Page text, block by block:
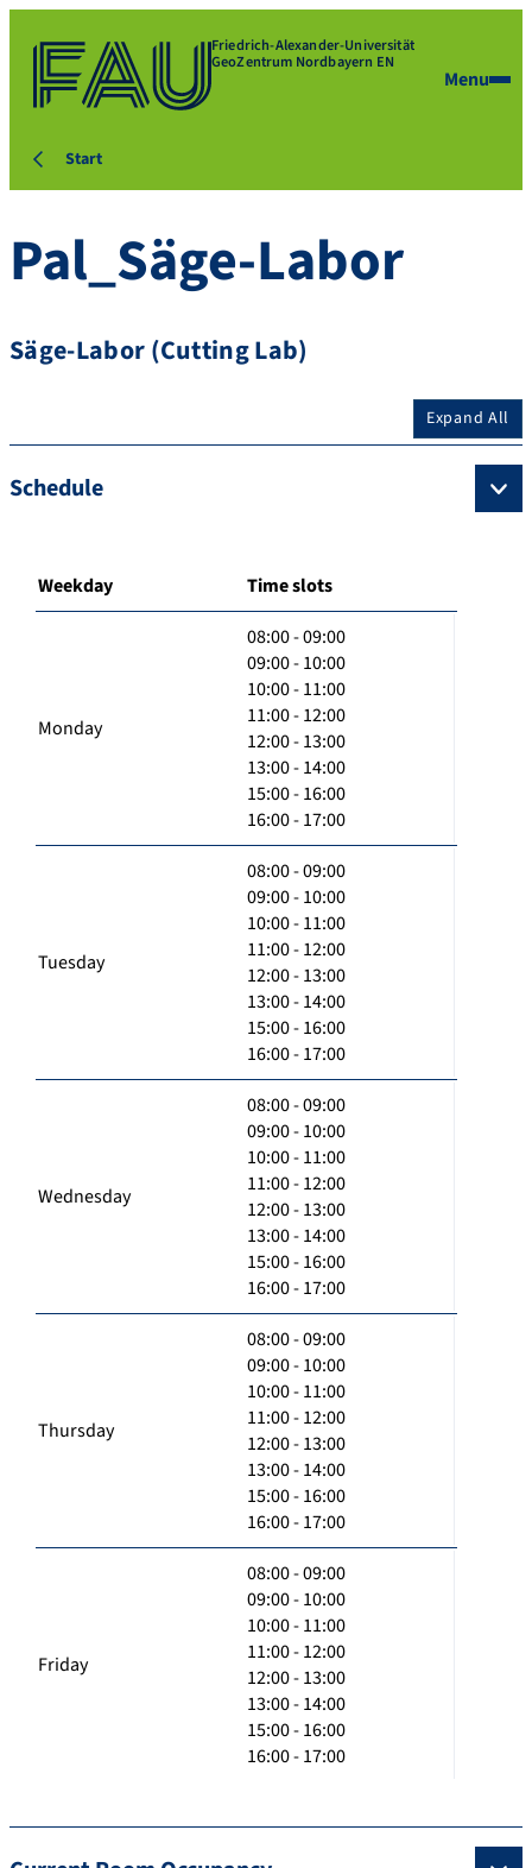
Friedrich-Alexander-Universität
GeoZentrum Nordbayern EN
Menu
Start
Pal_Säge-Labor
Säge-Labor (Cutting Lab)
Expand All
Schedule
Weekday Time slots
Monday
08:00 - 09:00
09:00 - 10:00
10:00 - 11:00
11:00 - 12:00
12:00 - 13:00
13:00 - 14:00
15:00 - 16:00
16:00 - 17:00
Tuesday
08:00 - 09:00
09:00 - 10:00
10:00 - 11:00
11:00 - 12:00
12:00 - 13:00
13:00 - 14:00
15:00 - 16:00
16:00 - 17:00
Wednesday
08:00 - 09:00
09:00 - 10:00
10:00 - 11:00
11:00 - 12:00
12:00 - 13:00
13:00 - 14:00
15:00 - 16:00
16:00 - 17:00
Thursday
08:00 - 09:00
09:00 - 10:00
10:00 - 11:00
11:00 - 12:00
12:00 - 13:00
13:00 - 14:00
15:00 - 16:00
16:00 - 17:00
Friday
08:00 - 09:00
09:00 - 10:00
10:00 - 11:00
11:00 - 12:00
12:00 - 13:00
13:00 - 14:00
15:00 - 16:00
16:00 - 17:00